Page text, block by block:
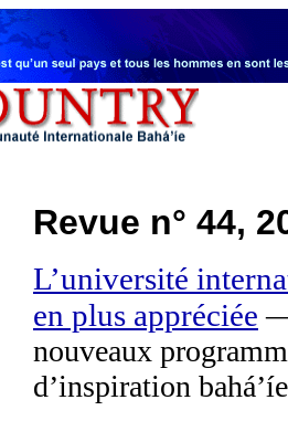
Revue n° 44,
L’université
en plus appréciée —
nouveaux
d’inspiration